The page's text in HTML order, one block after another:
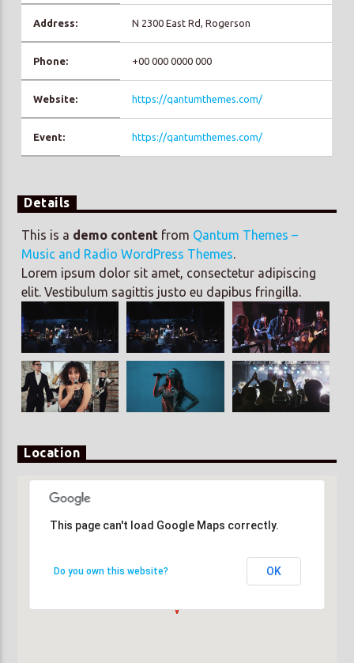
Address: N 2300 East Rd, Rogerson
Phone: +00 000 0000 000
Website: https://qantumthemes.com/
Event: https://qantumthemes.com/
Details
This is a demo content from Qantum Themes –
Music and Radio WordPress Themes.
Lorem ipsum dolor sit amet, consectetur adipiscing
elit. Vestibulum sagittis justo eu dapibus fringilla.
Location
This page can't load Google Maps correctly.
Do you own this website? OK
This page can't load Google Maps correctly.
Do you own this website? OK